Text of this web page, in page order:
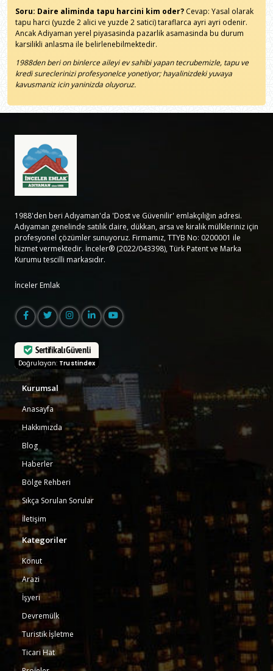
Soru: Daire aliminda tapu harcini kim oder? Cevap: Yasal olarak
tapu harci (yuzde 2 alici ve yuzde 2 satici) taraflarca ayri ayri odenir.
Ancak Adiyaman yerel piyasasinda pazarlik asamasinda bu durum
karsilikli anlasma ile belirlenebilmektedir.
1988den beri on binlerce aileyi ev sahibi yapan tecrubemizle, tapu ve
kredi sureclerinizi profesyonelce yonetiyor; hayalinizdeki yuvaya
kavusmaniz icin yaninizda oluyoruz.
1988'den beri Adıyaman'da 'Dost ve Güvenilir' emlakçılığın adresi.
Adıyaman genelinde satılık daire, dükkan, arsa ve kiralık mülkleriniz için
profesyonel çözümler sunuyoruz. Firmamız, TTYB No: 0200001 ile
hizmet vermektedir. İnceler® (2022/043398), Türk Patent ve Marka
Kurumu tescilli markasıdır.
İnceler Emlak
Sertifikalı Güvenli
Doğrulayan: Trustindex
Kurumsal
Anasayfa
Hakkımızda
Blog
Haberler
Bölge Rehberi
Sıkça Sorulan Sorular
İletişim
Kategoriler
Konut
Arazi
İşyeri
Devremülk
Turistik İşletme
Ticari Hat